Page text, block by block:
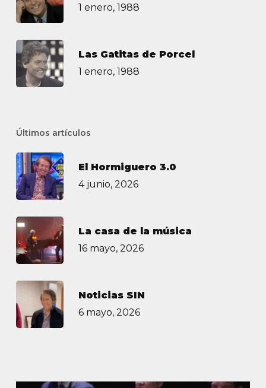
1 enero, 1988
Las Gatitas de Porcel
1 enero, 1988
Últimos artículos
El Hormiguero 3.0
4 junio, 2026
La casa de la música
16 mayo, 2026
Noticias SIN
6 mayo, 2026